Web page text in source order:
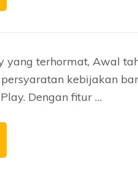
yang terhormat, Awal
kebijakan
Dengan fitur …